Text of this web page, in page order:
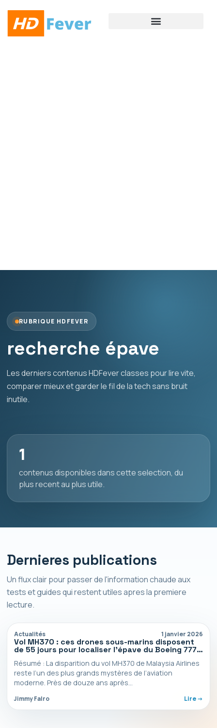
RUBRIQUE HDFEVER
recherche épave
Les derniers contenus HDFever classes pour lire vite,
comparer mieux et garder le fil de la tech sans bruit
inutile.
1
contenus disponibles dans cette selection, du
plus recent au plus utile.
Dernieres publications
Un flux clair pour passer de l'information chaude aux
tests et guides qui restent utiles apres la premiere
lecture.
Actualités 1 janvier 2026
Vol MH370 : ces drones sous-marins disposent
de 55 jours pour localiser l’épave du Boeing 777
disparu depuis plus de dix ans
Résumé : La disparition du vol MH370 de Malaysia Airlines
reste l’un des plus grands mystères de l’aviation
moderne. Près de douze ans après…
Jimmy Falro Lire ->